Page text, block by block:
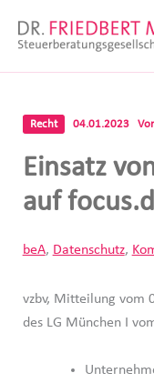
Inhalt
Recht 04.01.2023
Einsatz
auf
beA, Datenschutz,
vzbv, Mitteilung vom
des LG München I